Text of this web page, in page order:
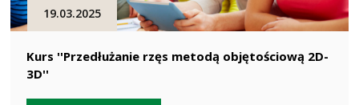
19.03.2025
Kurs ''Przedłużanie rzęs metodą objętościową 2D-
3D''